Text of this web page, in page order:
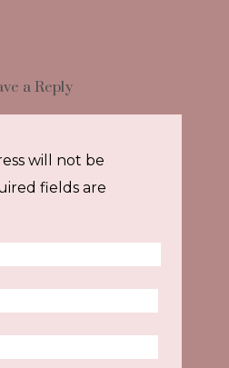
a Reply
will not be
fields are